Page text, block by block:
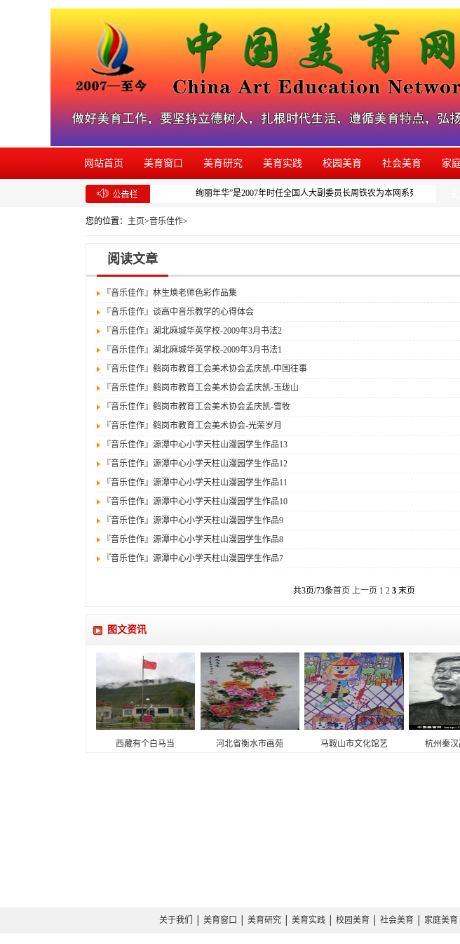
网站首页 美育窗口 美育研究 美育实践 校园美育 社会美育 家
绚丽年华”是2007年时任全国人大副委员长周铁农为本网系列美育活动
您的位置： 主页>音乐佳作>
阅读文章
『音乐佳作』 林生焕老师色彩作品集
『音乐佳作』 谈高中音乐教学的心得体会
『音乐佳作』 湖北麻城华英学校-2009年3月书法2
『音乐佳作』 湖北麻城华英学校-2009年3月书法1
『音乐佳作』 鹤岗市教育工会美术协会孟庆凯-中国往事
『音乐佳作』 鹤岗市教育工会美术协会孟庆凯-玉珑山
『音乐佳作』 鹤岗市教育工会美术协会孟庆凯-雪牧
『音乐佳作』 鹤岗市教育工会美术协会-光荣岁月
『音乐佳作』 源潭中心小学天柱山漫园学生作品13
『音乐佳作』 源潭中心小学天柱山漫园学生作品12
『音乐佳作』 源潭中心小学天柱山漫园学生作品11
『音乐佳作』 源潭中心小学天柱山漫园学生作品10
『音乐佳作』 源潭中心小学天柱山漫园学生作品9
『音乐佳作』 源潭中心小学天柱山漫园学生作品8
『音乐佳作』 源潭中心小学天柱山漫园学生作品7
共3页/73条首页 上一页 1 2 3 末页
图文资讯
西藏有个白马当 河北省衡水市画苑 马鞍山市文化馆艺 杭州秦
关于我们 美育窗口 美育研究│ 美育实践│ 校园美育 社会美育 家庭美育